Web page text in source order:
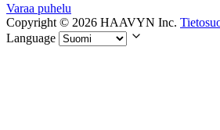
Varaa puhelu
Copyright © 2026 HAAVYN Inc.
Language